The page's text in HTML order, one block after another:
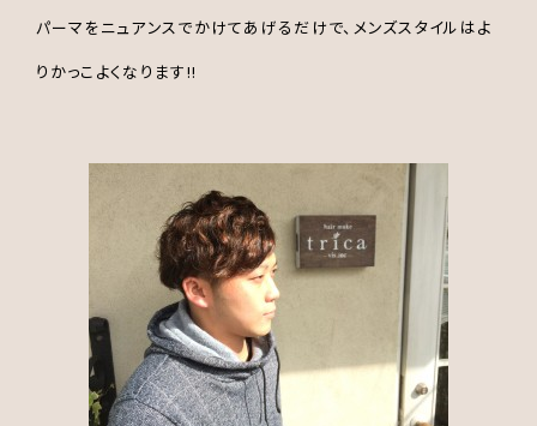
パーマをニュアンスでかけてあげるだけで、メンズスタイルはよ
りかっこよくなります!!